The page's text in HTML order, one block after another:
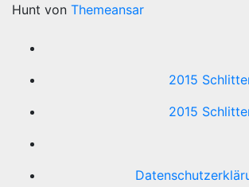
Hunt von Themeansar
2015
2015